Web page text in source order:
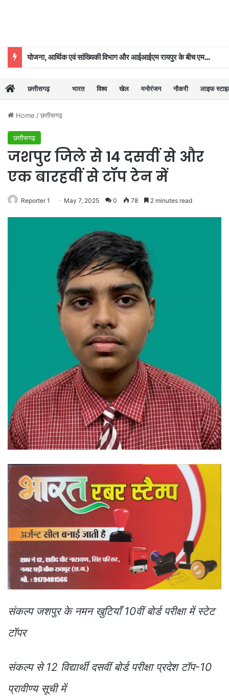
योजना, आर्थिक एवं सांख्यिकी विभाग और आईआईएम रायपुर के बीच एमओयू
छत्तीसगढ़ भारत विश्व खेल मनोरंजन नौकरी लाइफ
Home /छत्तीसगढ़
छत्तीसगढ़
जशपुर जिले से 14 दसवीं से और
एक बारहवीं से टॉप टेन में
Reporter 1 May 7, 2025 0 78 2 minutes read
संकल्प जशपुर के नमन खुटियाँ 10वीं बोर्ड परीक्षा में स्टेट
टॉपर
संकल्प से 12 विद्यार्थी दसवीं बोर्ड परीक्षा प्रदेश टॉप-10
प्रावीण्य सूची में